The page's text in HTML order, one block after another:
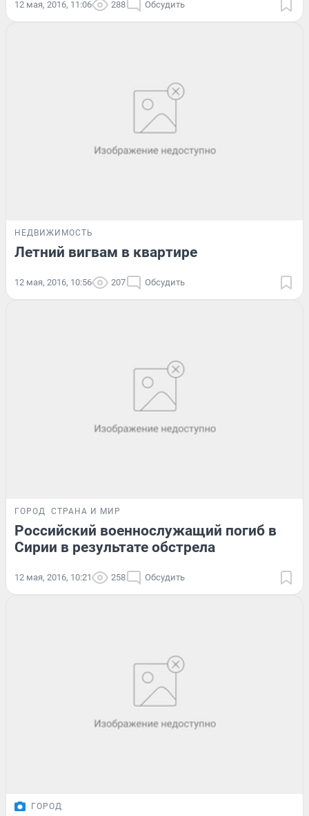
12 мая, 2016, 11:06 288 Обсудить
НЕДВИЖИМОСТЬ
Летний вигвам в квартире
12 мая, 2016, 10:56 207 Обсудить
ГОРОД СТРАНА И МИР
Российский военнослужащий погиб в
Сирии в результате обстрела
12 мая, 2016, 10:21 258 Обсудить
ГОРОД